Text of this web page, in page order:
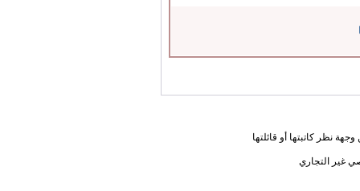
نظر كاتبتها أو قائلتها
غير التجاري